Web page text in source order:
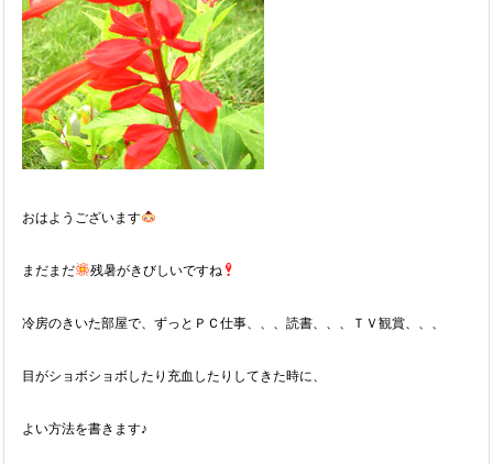
おはようございます
まだまだ 残暑がきびしいですね
冷房のきいた部屋で、ずっとＰＣ仕事、、、読書、、、ＴＶ観賞、、、
目がショボショボしたり充血したりしてきた時に、
よい方法を書きます♪